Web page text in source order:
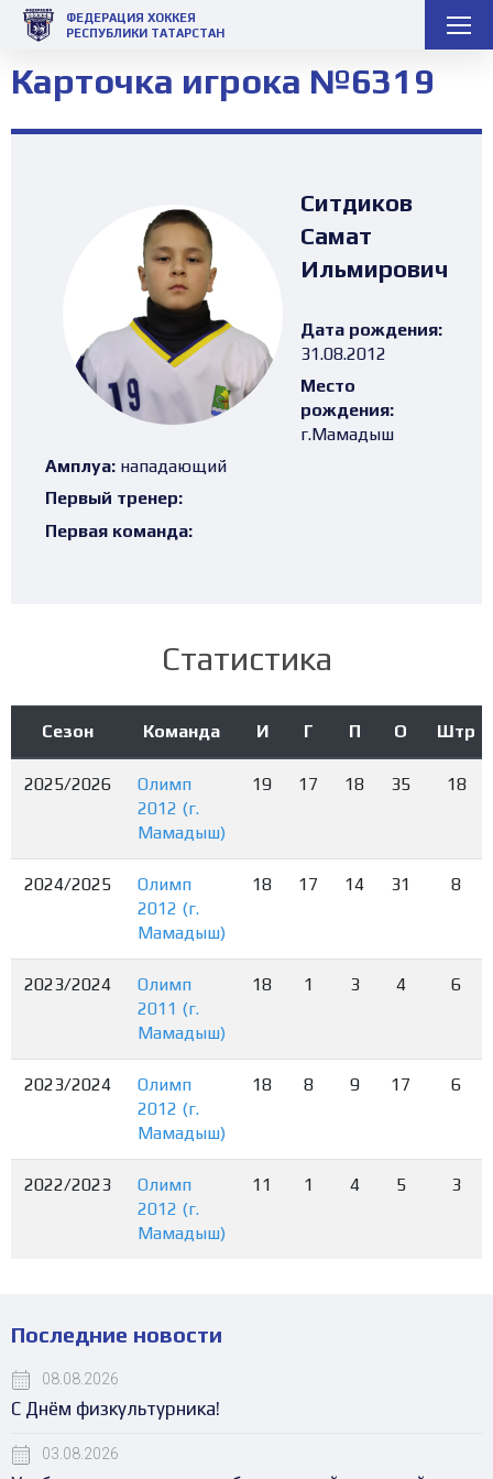
ФЕДЕРАЦИЯ ХОККЕЯ
РЕСПУБЛИКИ ТАТАРСТАН
Карточка игрока №6319
Ситдиков
Самат
Ильмирович
Дата рождения:
31.08.2012
Место
рождения:
г.Мамадыш
Амплуа: нападающий
Первый тренер:
Первая команда:
Статистика
Сезон Команда И Г П О Штр
2025/2026
Олимп
2012 (г.
Мамадыш)
19 17 18 35 18
2024/2025
Олимп
2012 (г.
Мамадыш)
18 17 14 31 8
2023/2024
Олимп
2011 (г.
Мамадыш)
18 1 3 4 6
2023/2024
Олимп
2012 (г.
Мамадыш)
18 8 9 17 6
2022/2023
Олимп
2012 (г.
Мамадыш)
11 1 4 5 3
Последние новости
08.08.2026
С Днём физкультурника!
03.08.2026